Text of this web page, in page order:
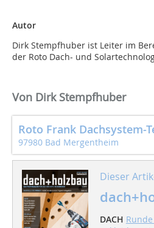
Autor
Dirk Stempfhuber ist Leiter im
der Roto Dach- und
Von Dirk Stempfhuber
Roto Frank Dachsystem-
97980 Bad Mergentheim
Dieser
DACH